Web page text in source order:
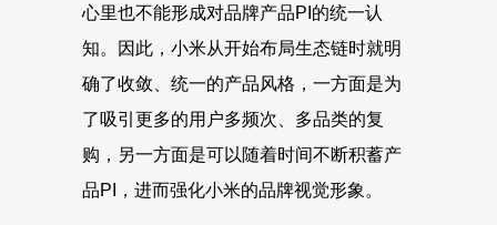
心里也不能形成对品牌产品PI的统一认
知。因此，小米从开始布局生态链时就明
确了收敛、统一的产品风格，一方面是为
了吸引更多的用户多频次、多品类的复
购，另一方面是可以随着时间不断积蓄产
品PI，进而强化小米的品牌视觉形象。